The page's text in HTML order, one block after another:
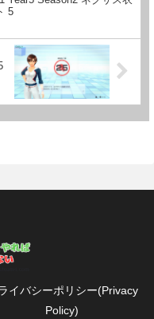
5
イバシーポリシー(Privacy
Policy)